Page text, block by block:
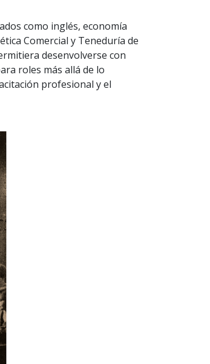
como inglés, economía
Comercial y Teneduría de
desenvolverse con
roles más allá de lo
profesional y el